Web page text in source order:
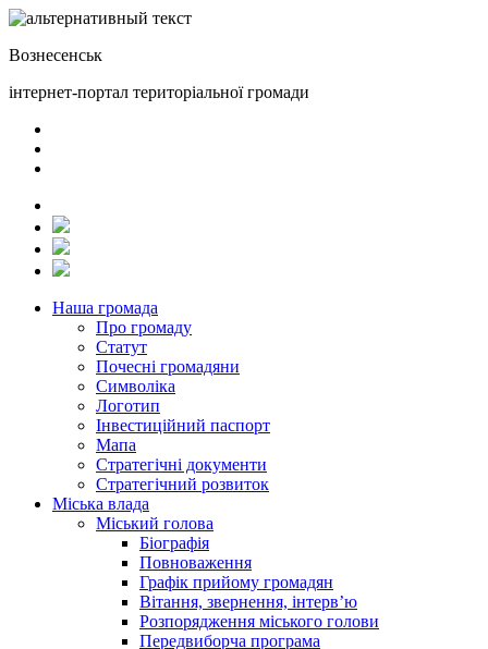
Вознесенськ
інтернет-портал територіальної громади
Наша громада
Про громаду
Статут
Почесні громадяни
Символіка
Логотип
Інвестиційний паспорт
Мапа
Стратегічні документи
Стратегічний розвиток
Міська влада
Міський голова
Біографія
Повноваження
Графік прийому громадян
Вітання, звернення, інтерв’ю
Розпорядження міського голови
Передвиборча програма